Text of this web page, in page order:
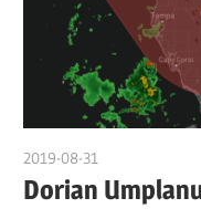
2019-08-31
Dorian